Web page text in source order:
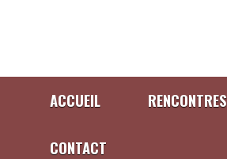
ACCUEIL RENCONTRES
CONTACT